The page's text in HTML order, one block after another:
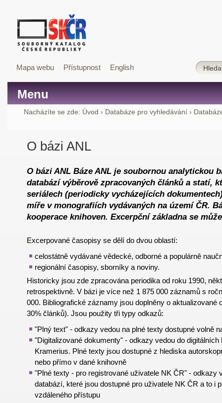
Mapa webu Přístupnost English
Menu
Nacházíte se zde: Úvod › Databáze pro vyhledávání ›
O bázi ANL
O bázi ANL Báze ANL je soubornou analytickou
databází výběrově zpracovaných článků a statí,
seriálech (periodicky vycházejících
míře v monografiích vydávaných na území ČR.
kooperace knihoven. Excerpční základna se
Excerpované časopisy se dělí do dvou oblastí:
celostátně vydávané vědecké, odborné a populárně
regionální časopisy, sborníky a noviny.
Historicky jsou zde zpracována periodika od roku 1990,
retrospektivně. V bázi je více než 1 875 000 záznamů s
000. Bibliografické záznamy jsou doplněny o aktualizované
30% článků). Jsou použity tři typy odkazů:
"Plný text" - odkazy vedou na plné texty dostupné volně
"Digitalizované dokumenty" - odkazy vedou do
Kramerius. Plné texty jsou dostupné z hlediska
nebo přímo v dané knihovně
"Plné texty - pro registrované uživatele NK ČR" - odkazy
databází, které jsou dostupné pro uživatele NK ČR a to i
vzdáleného přístupu